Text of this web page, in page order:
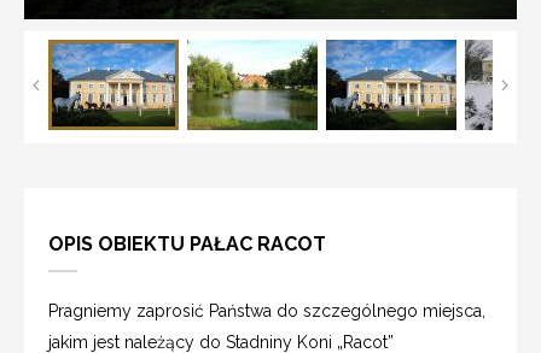
OPIS OBIEKTU PAŁAC RACOT
Pragniemy zaprosić Państwa do szczególnego miejsca,
jakim jest należący do Stadniny Koni „Racot”